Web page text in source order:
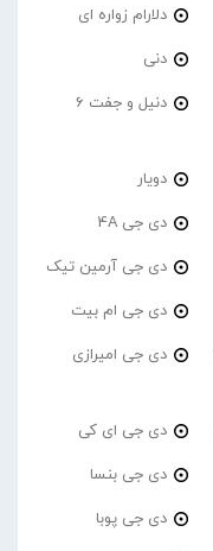
دلارام زواره ای
دنی
دنیل و جفت 6
دویار
دی جی 4A
دی جی آرمین تیک
دی جی ام بیت
دی جی امیرازی
دی جی ای کی
دی جی بنسا
دی جی پوبا